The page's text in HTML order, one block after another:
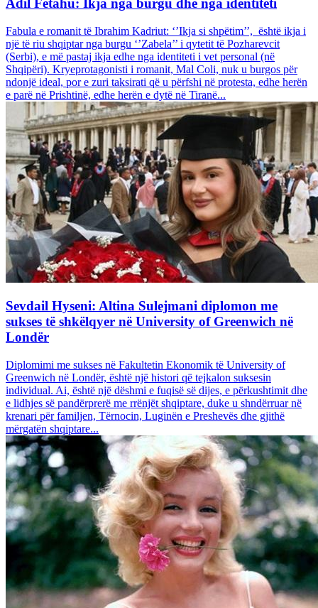
Adil Fetahu: Ikja nga burgu dhe nga identiteti
Fabula e romanit të Ibrahim Kadriut: ‘’Ikja si shpëtim’’, është ikja i
një të riu shqiptar nga burgu ‘’Zabela’’ i qytetit të Pozharevcit
(Serbi), e më pastaj ikja edhe nga identiteti i vet personal (në
Shqipëri). Kryeprotagonisti i romanit, Mal Coli, nuk u burgos për
ndonjë ideal, por e zuri taksirati që u përfshi në protesta, edhe herën
e parë në Prishtinë, edhe herën e dytë në Tiranë...
Sevdail Hyseni: Altina Sulejmani diplomon me
sukses të shkëlqyer në University of Greenwich në
Londër
Diplomimi me sukses në Fakultetin Ekonomik të University of
Greenwich në Londër, është një histori që tejkalon suksesin
individual. Ai, është një dëshmi e fuqisë së dijes, e përkushtimit dhe
e lidhjes së pandërprerë me rrënjët shqiptare, duke u shndërruar në
krenari për familjen, Tërnocin, Luginën e Preshevës dhe gjithë
mërgatën shqiptare...